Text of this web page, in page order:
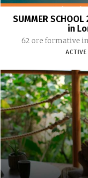
SUMMER
in
62 ore formative in